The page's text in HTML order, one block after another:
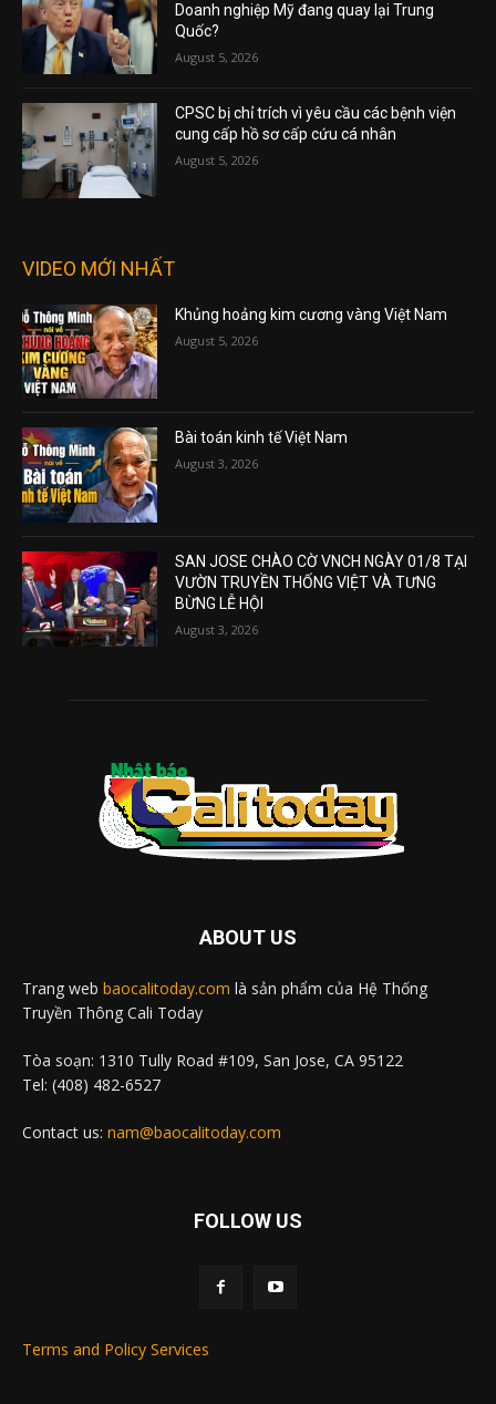
Doanh nghiệp Mỹ đang quay lại Trung
Quốc?
August 5, 2026
CPSC bị chỉ trích vì yêu cầu các bệnh viện
cung cấp hồ sơ cấp cứu cá nhân
August 5, 2026
VIDEO MỚI NHẤT
Khủng hoảng kim cương vàng Việt Nam
August 5, 2026
Bài toán kinh tế Việt Nam
August 3, 2026
SAN JOSE CHÀO CỜ VNCH NGÀY 01/8 TẠI
VƯỜN TRUYỀN THỐNG VIỆT VÀ TƯNG
BỪNG LỄ HỘI
August 3, 2026
ABOUT US
Trang web baocalitoday.com là sản phẩm của Hệ Thống
Truyền Thông Cali Today
Tòa soạn: 1310 Tully Road #109, San Jose, CA 95122
Tel: (408) 482-6527
Contact us: nam@baocalitoday.com
FOLLOW US
Terms and Policy Services